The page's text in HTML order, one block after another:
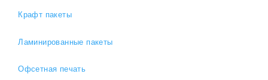
Крафт пакеты
Ламинированные пакеты
Офсетная печать